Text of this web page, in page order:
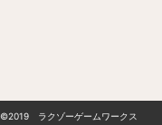
©2019 ラクゾーゲームワークス